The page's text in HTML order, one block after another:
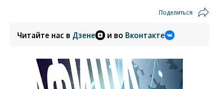
Поделиться
Читайте нас в Дзене и во Вконтакте